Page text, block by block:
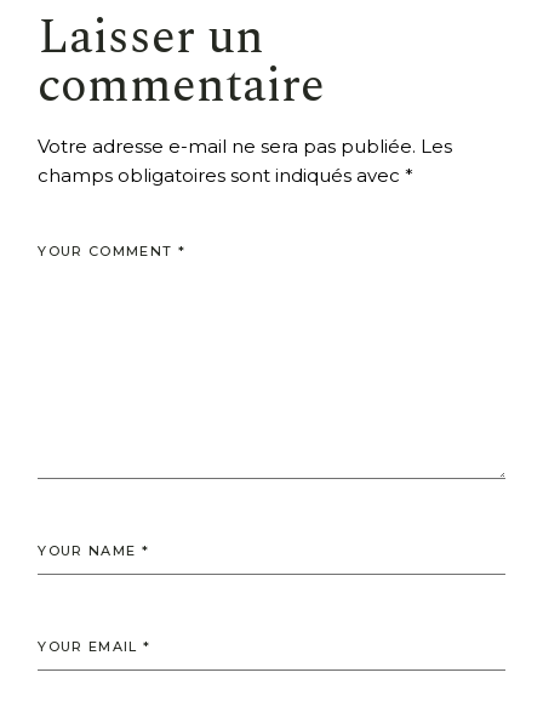
Laisser un
commentaire
Votre adresse e-mail ne sera pas publiée. Les
champs obligatoires sont indiqués avec*